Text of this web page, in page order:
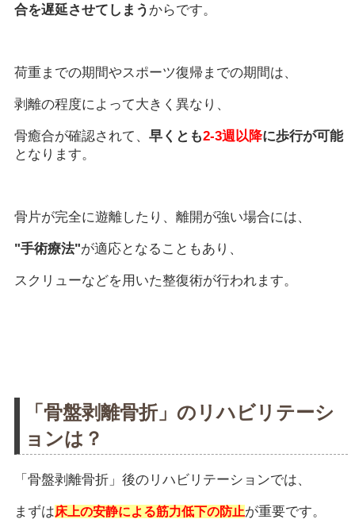
合を遅延させてしまう からです。
荷重までの期間やスポーツ復帰までの期間は、
剥離の程度によって大きく異なり、
骨癒合が確認されて、 早くとも2-3週以降に歩行が可能
となります。
骨片が完全に遊離したり、離開が強い場合には、
"手術療法"が適応となることもあり、
スクリューなどを用いた整復術が行われます。
「骨盤剥離骨折」のリハビリテーシ
ョンは？
「骨盤剥離骨折」後のリハビリテーションでは、
まずは床上の安静による筋力低下の防止が重要です。